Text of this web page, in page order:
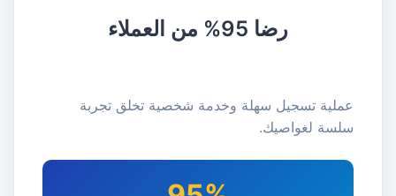
رضا 95% من العملاء
عملية تسجيل سهلة وخدمة شخصية تخلق تجربة
سلسة لغواصيك.